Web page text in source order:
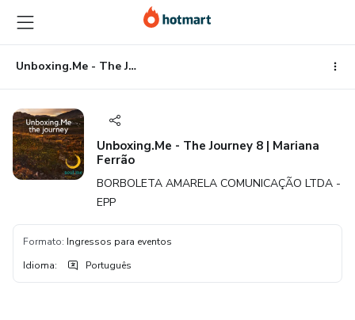
para
o
conteúdo
principal
para
o
pagamento
para
o
rodapé
Unboxing.Me - The Journey 8 | Mariana Ferrão
Unboxing.Me - The Journey 8 | Mariana
Ferrão
BORBOLETA AMARELA COMUNICAÇÃO LTDA -
EPP
Formato: Ingressos para eventos
Idioma: Português